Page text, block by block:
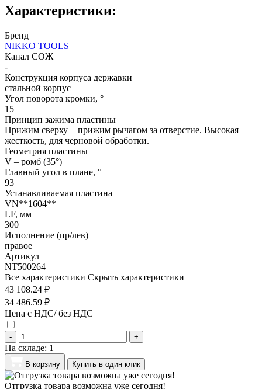
Характеристики:
Бренд
NIKKO TOOLS
Канал СОЖ
-
Конструкция корпуса державки
стальной корпус
Угол поворота кромки, °
15
Принцип зажима пластины
Прижим сверху + прижим рычагом за отверстие. Высокая
жесткость, для черновой обработки.
Геометрия пластины
V – ромб (35°)
Главный угол в плане, °
93
Устанавливаемая пластина
VN**1604**
LF, мм
300
Исполнение (пр/лев)
правое
Артикул
NT500264
Все характеристики Скрыть характеристики
43 108.24 ₽
34 486.59 ₽
Цена с НДС/ без НДС
- +
На складе: 1
В корзину Купить в один клик
Отгрузка товара возможна уже сегодня!